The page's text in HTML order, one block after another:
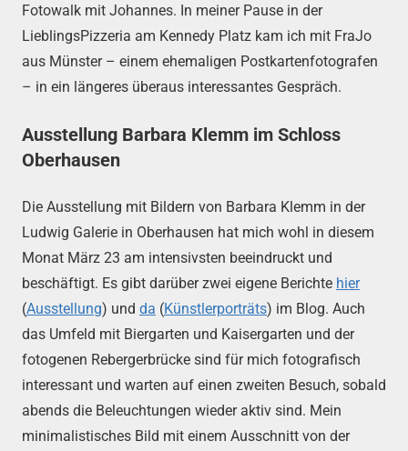
Fotowalk mit Johannes. In meiner Pause in der
LieblingsPizzeria am Kennedy Platz kam ich mit FraJo
aus Münster – einem ehemaligen Postkartenfotografen
– in ein längeres überaus interessantes Gespräch.
Ausstellung Barbara Klemm im Schloss
Oberhausen
Die Ausstellung mit Bildern von Barbara Klemm in der
Ludwig Galerie in Oberhausen hat mich wohl in diesem
Monat März 23 am intensivsten beeindruckt und
beschäftigt. Es gibt darüber zwei eigene Berichte hier
(Ausstellung) und da (Künstlerporträts) im Blog. Auch
das Umfeld mit Biergarten und Kaisergarten und der
fotogenen Rebergerbrücke sind für mich fotografisch
interessant und warten auf einen zweiten Besuch, sobald
abends die Beleuchtungen wieder aktiv sind. Mein
minimalistisches Bild mit einem Ausschnitt von der